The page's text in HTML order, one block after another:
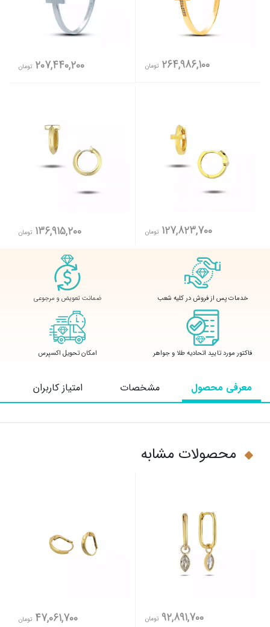
264,986,100 تومان 207,440,200 تومان
127,823,700 تومان 136,915,200 تومان
خدمات پس از فروش در کلیه شعب ضمانت تعویض و مرجوعی
فاکتور مورد تایید اتحادیه طلا و جواهر امکان تحویل اکسپرس
معرفی محصول مشخصات امتیاز کاربران
محصولات مشابه
92,891,700 تومان 47,061,700 تومان